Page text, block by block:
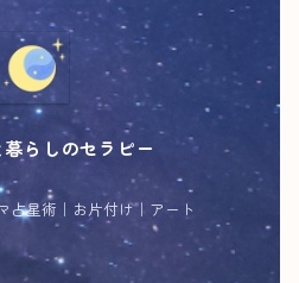
らしのセラピー
占星術｜お片付け｜アート